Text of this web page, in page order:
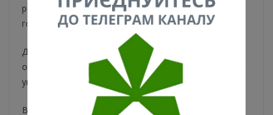
реставрации и реконструкции в течение 1980-1982
годов.
Для подготовки празднования создали
организационный комитет, который возглавил глава
украинского правительства Александр Ляшко.
Важным было финансовый вопрос организации